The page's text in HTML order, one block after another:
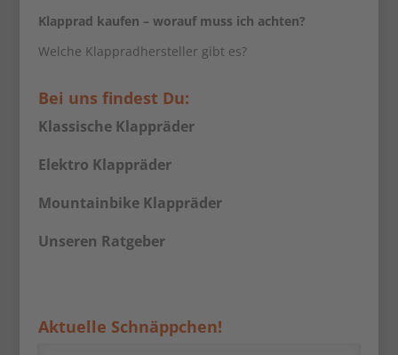
Klapprad kaufen – worauf muss ich achten?
Welche Klappradhersteller gibt es?
Bei uns findest Du:
Klassische Klappräder
Elektro Klappräder
Mountainbike Klappräder
Unseren Ratgeber
Aktuelle Schnäppchen!